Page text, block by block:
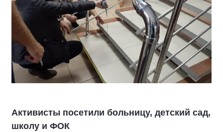
Активисты посетили больницу, детский сад,
школу и ФОК